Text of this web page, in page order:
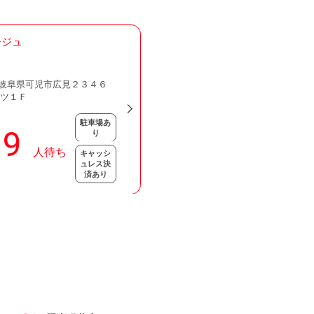
ュ
阜県可児市広見２３４６
１Ｆ
駐車場あ
り
キャッシ
ュレス決
済あり